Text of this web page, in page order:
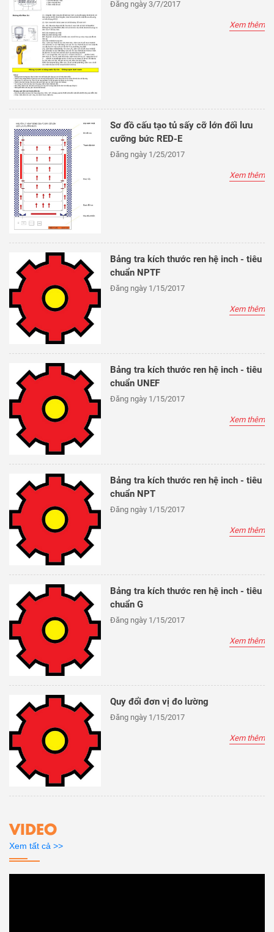
Đăng ngày 3/7/2017
Xem thêm
Sơ đồ cấu tạo tủ sấy cỡ lớn đối lưu
cưỡng bức RED-E
Đăng ngày 1/25/2017
Xem thêm
Bảng tra kích thước ren hệ inch - tiêu
chuẩn NPTF
Đăng ngày 1/15/2017
Xem thêm
Bảng tra kích thước ren hệ inch - tiêu
chuẩn UNEF
Đăng ngày 1/15/2017
Xem thêm
Bảng tra kích thước ren hệ inch - tiêu
chuẩn NPT
Đăng ngày 1/15/2017
Xem thêm
Bảng tra kích thước ren hệ inch - tiêu
chuẩn G
Đăng ngày 1/15/2017
Xem thêm
Quy đổi đơn vị đo lường
Đăng ngày 1/15/2017
Xem thêm
VIDEO
Xem tất cả >>